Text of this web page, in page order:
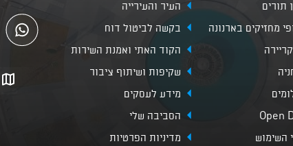
תורים
העיר והעירייה
מחזיקים בארנונה
בקשה לביטול דוח
הקוד האתי ואמנת השירות
שקיפות ושיתוף ציבור
מידע לעסקים
Open
הסביבה שלי
השימוש מדיניות הפרטיות